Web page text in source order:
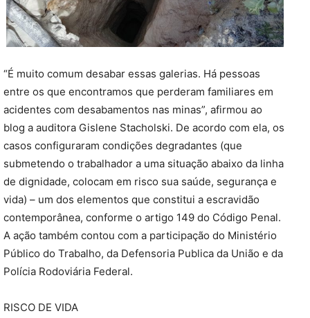
“É muito comum desabar essas galerias. Há pessoas
entre os que encontramos que perderam familiares em
acidentes com desabamentos nas minas”, afirmou ao
blog a auditora Gislene Stacholski. De acordo com ela, os
casos configuraram condições degradantes (que
submetendo o trabalhador a uma situação abaixo da linha
de dignidade, colocam em risco sua saúde, segurança e
vida) – um dos elementos que constitui a escravidão
contemporânea, conforme o artigo 149 do Código Penal.
A ação também contou com a participação do Ministério
Público do Trabalho, da Defensoria Publica da União e da
Polícia Rodoviária Federal.
RISCO DE VIDA